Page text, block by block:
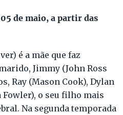
de maio, a partir das
é a mãe que faz
Jimmy (John Ross
Ray (Mason Cook), Dylan
Fowler), o seu filho mais
Na segunda temporada